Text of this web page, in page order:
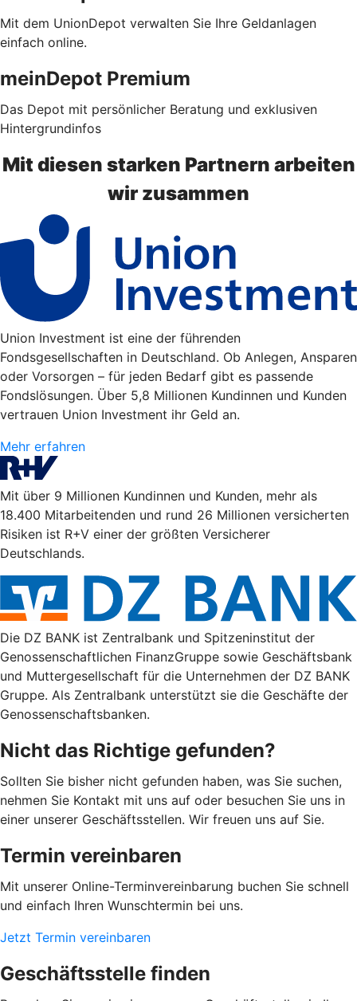
Mit dem UnionDepot verwalten Sie Ihre Geldanlagen
einfach online.
meinDepot Premium
Das Depot mit persönlicher Beratung und exklusiven
Hintergrundinfos
Mit diesen starken Partnern arbeiten
wir zusammen
Union Investment ist eine der führenden
Fondsgesellschaften in Deutschland. Ob Anlegen, Ansparen
oder Vorsorgen – für jeden Bedarf gibt es passende
Fondslösungen. Über 5,8 Millionen Kundinnen und Kunden
vertrauen Union Investment ihr Geld an.
Mehr erfahren
Mit über 9 Millionen Kundinnen und Kunden, mehr als
18.400 Mitarbeitenden und rund 26 Millionen versicherten
Risiken ist R+V einer der größten Versicherer
Deutschlands.
Die DZ BANK ist Zentralbank und Spitzeninstitut der
Genossenschaftlichen FinanzGruppe sowie Geschäftsbank
und Muttergesellschaft für die Unternehmen der DZ BANK
Gruppe. Als Zentralbank unterstützt sie die Geschäfte der
Genossenschaftsbanken.
Nicht das Richtige gefunden?
Sollten Sie bisher nicht gefunden haben, was Sie suchen,
nehmen Sie Kontakt mit uns auf oder besuchen Sie uns in
einer unserer Geschäftsstellen. Wir freuen uns auf Sie.
Termin vereinbaren
Mit unserer Online-Terminvereinbarung buchen Sie schnell
und einfach Ihren Wunschtermin bei uns.
Jetzt Termin vereinbaren
Geschäftsstelle finden